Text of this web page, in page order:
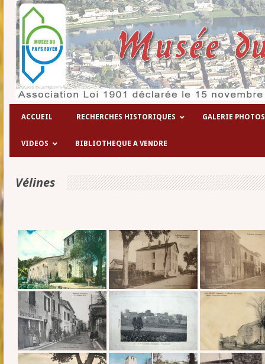
ACCUEIL RECHERCHES HISTORIQUES GALERIE PHOTOS
VIDEOS BIBLIOTHEQUE A VENDRE
Vélines